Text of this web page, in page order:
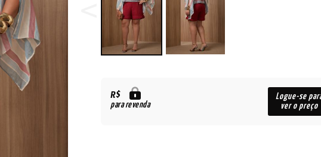
R$
para revenda
Logue-se
ver o preço